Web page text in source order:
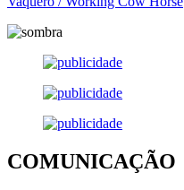
COMUNICAÇÃO